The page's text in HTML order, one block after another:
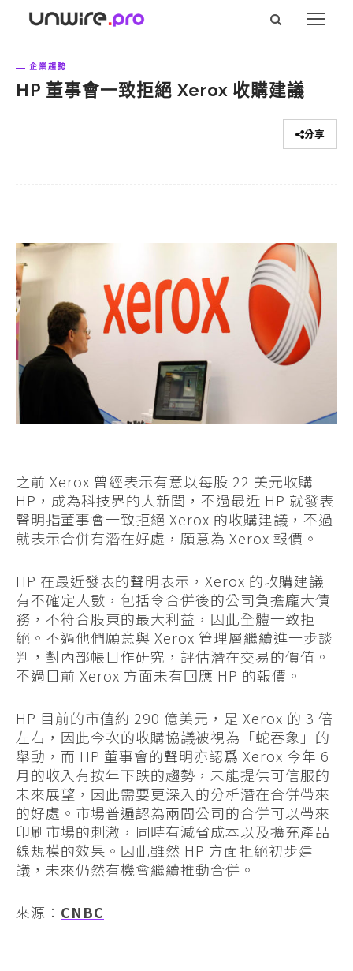
企業趨勢
HP 董事會一致拒絕 Xerox 收購建議
分享
之前 Xerox 曾經表示有意以每股 22 美元收購
HP，成為科技界的大新聞，不過最近 HP 就發表
聲明指董事會一致拒絕 Xerox 的收購建議，不過
就表示合併有潛在好處，願意為 Xerox 報價。
HP 在最近發表的聲明表示，Xerox 的收購建議
有不確定人數，包括令合併後的公司負擔龐大債
務，不符合股東的最大利益，因此全體一致拒
絕。不過他們願意與 Xerox 管理層繼續進一步談
判，對內部帳目作研究，評估潛在交易的價值。
不過目前 Xerox 方面未有回應 HP 的報價。
HP 目前的市值約 290 億美元，是 Xerox 的 3 倍
左右，因此今次的收購協議被視為「蛇吞象」的
舉動，而 HP 董事會的聲明亦認爲 Xerox 今年 6
月的收入有按年下跌的趨勢，未能提供可信服的
未來展望，因此需要更深入的分析潛在合併帶來
的好處。市場普遍認為兩間公司的合併可以帶來
印刷市場的刺激，同時有減省成本以及擴充產品
線規模的效果。因此雖然 HP 方面拒絕初步建
議，未來仍然有機會繼續推動合併。
來源： CNBC